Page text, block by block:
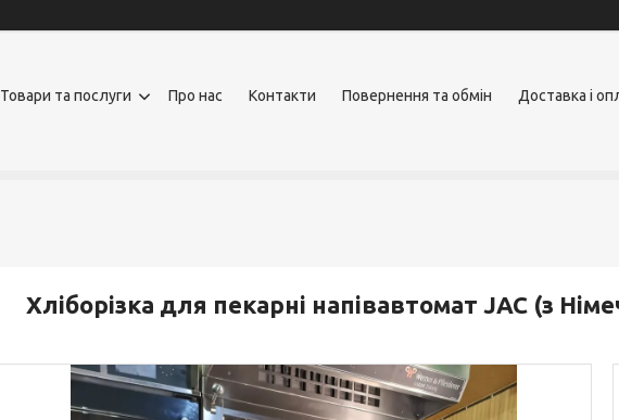
Товари та послуги Про нас Контакти Повернення та обмін Доставка і
Хліборізка для пекарні напівавтомат JAC (з